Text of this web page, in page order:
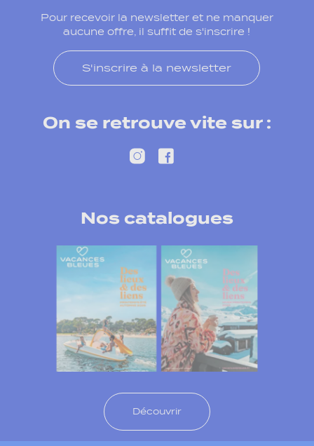
Pour recevoir la newsletter et ne manquer
aucune offre, il suffit de s'inscrire !
S'inscrire à la newsletter
On se retrouve vite sur :
Nos catalogues
Découvrir